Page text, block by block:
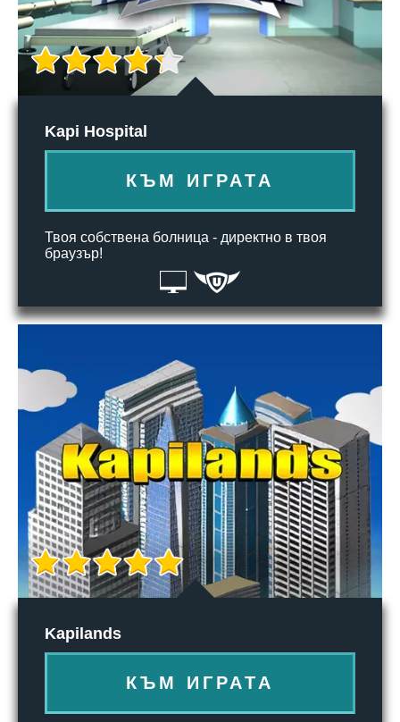
Kapi Hospital
КЪМ ИГРАТА
Твоя собствена болница - директно в твоя
браузър!
Kapilands
КЪМ ИГРАТА